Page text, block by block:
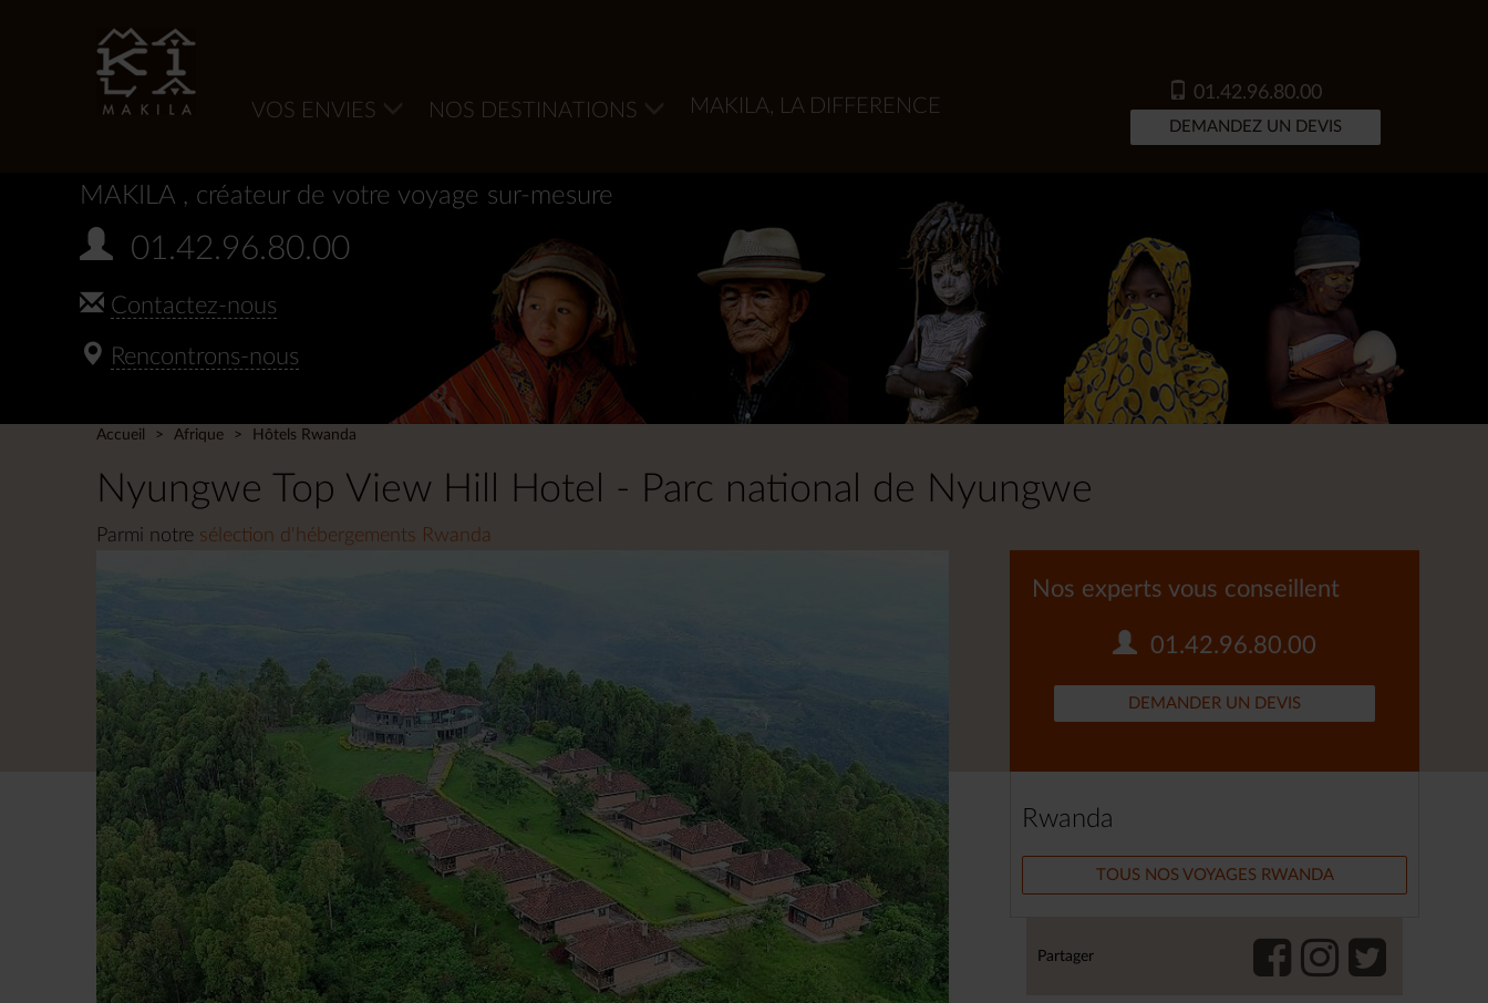
VOS ENVIES NOS DESTINATIONS MAKILA, LA DIFFERENCE
01.42.96.80.00
DEMANDEZ UN DEVIS
MAKILA , créateur de votre voyage sur-mesure
01.42.96.80.00
Contactez-nous
Rencontrons-nous
Accueil Afrique Hôtels Rwanda
Nyungwe Top View Hill Hotel - Parc national de Nyungwe
Parmi notre sélection d'hébergements Rwanda
Nos experts vous conseillent
01.42.96.80.00
DEMANDER UN DEVIS
Rwanda
TOUS NOS VOYAGES RWANDA
Partager